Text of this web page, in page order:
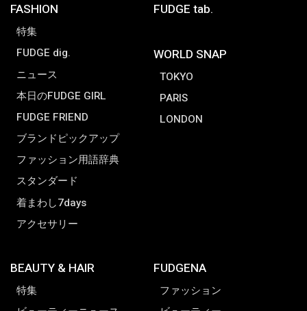
FASHION
特集
FUDGE dig.
ニュース
本日のFUDGE GIRL
FUDGE FRIEND
ブランドピックアップ
ファッション用語辞典
スタンダード
着まわし7days
アクセサリー
FUDGE tab.
WORLD SNAP
TOKYO
PARIS
LONDON
BEAUTY & HAIR
特集
FUDGENA
ファッション